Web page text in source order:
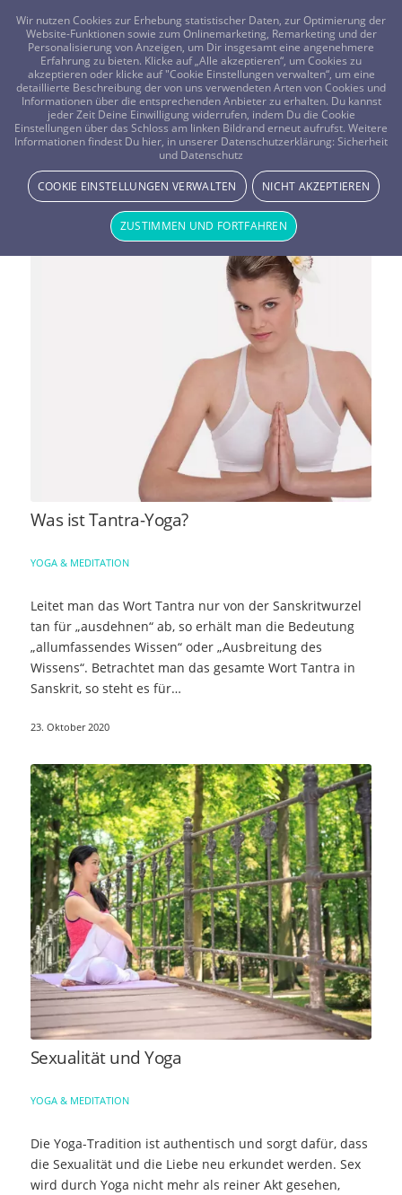
FRAGEN? KOSTENLOS ANRUFEN: 0800-8478266
Schlagwortarchiv für:
Tantra
Yoga
Was ist Tantra-Yoga?
YOGA & MEDITATION
Leitet man das Wort Tantra nur von der Sanskritwurzel
tan für „ausdehnen“ ab, so erhält man die Bedeutung
„allumfassendes Wissen“ oder „Ausbreitung des
Wissens“. Betrachtet man das gesamte Wort Tantra in
Sanskrit, so steht es für…
23. Oktober 2020
Sexualität und Yoga
YOGA & MEDITATION
Die Yoga-Tradition ist authentisch und sorgt dafür, dass
die Sexualität und die Liebe neu erkundet werden. Sex
wird durch Yoga nicht mehr als reiner Akt gesehen,
Wir nutzen Cookies zur Erhebung statistischer Daten, zur Optimierung der
Website-Funktionen sowie zum Onlinemarketing, Remarketing und der
Personalisierung von Anzeigen, um Dir insgesamt eine angenehmere
Erfahrung zu bieten. Klicke auf „Alle akzeptieren“, um Cookies zu
akzeptieren oder klicke auf "Cookie Einstellungen verwalten“, um eine
detaillierte Beschreibung der von uns verwendeten Arten von Cookies und
Informationen über die entsprechenden Anbieter zu erhalten. Du kannst
jeder Zeit Deine Einwilligung widerrufen, indem Du die Cookie
Einstellungen über das Schloss am linken Bildrand erneut aufrufst. Weitere
Informationen findest Du hier, in unserer Datenschutzerklärung: Sicherheit
und Datenschutz
COOKIE EINSTELLUNGEN VERWALTEN NICHT AKZEPTIEREN
ZUSTIMMEN UND FORTFAHREN